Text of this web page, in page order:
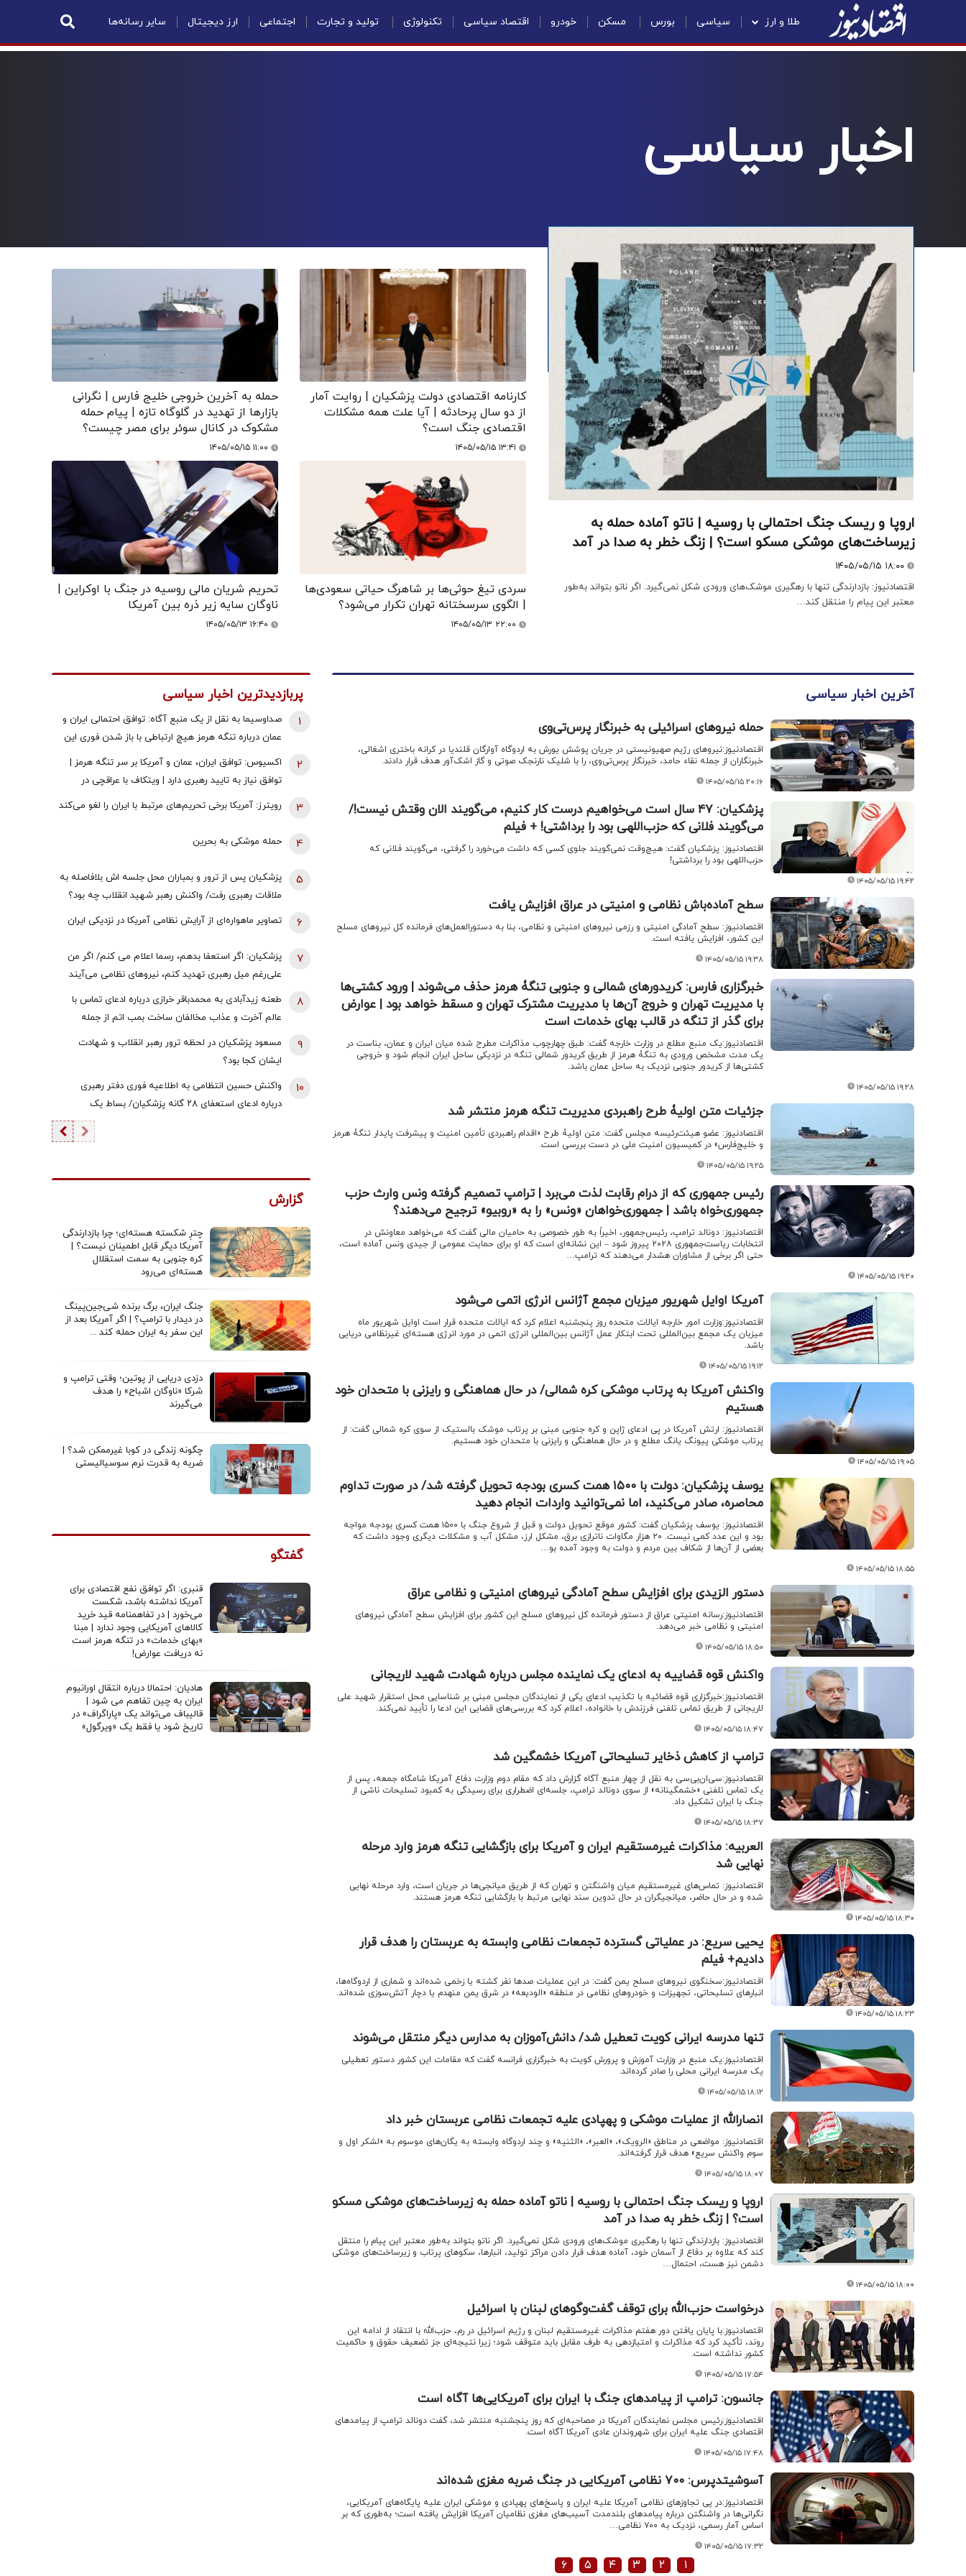
طلا و ارز سیاسی بورس مسکن خودرو اقتصاد سیاسی تکنولوژی تولید و تجارت اجتماعی ارز دیجیتال سایر رسانه‌ها
اخبار سیاسی
اروپا و ریسک جنگ احتمالی با روسیه | ناتو آماده حمله به
زیرساخت‌های موشکی مسکو است؟ | زنگ خطر به صدا در آمد
۱۴۰۵/۰۵/۱۵ ۱۸:۰۰
اقتصادنیوز: بازدارندگی تنها با رهگیری موشک‌های ورودی شکل نمی‌گیرد. اگر ناتو بتواند به‌طور
معتبر این پیام را منتقل کند…
کارنامه اقتصادی دولت پزشکیان | روایت آمار
از دو سال پرحادثه | آیا علت همه مشکلات
اقتصادی جنگ است؟
۱۴۰۵/۰۵/۱۵ ۱۳:۴۱
حمله به آخرین خروجی خلیج فارس | نگرانی
بازارها از تهدید در گلوگاه تازه | پیام حمله
مشکوک در کانال سوئر برای مصر چیست؟
۱۴۰۵/۰۵/۱۵ ۱۱:۰۰
سردی تیغ حوثی‌ها بر شاهرگ حیاتی سعودی‌ها
| الگوی سرسختانه تهران تکرار می‌شود؟
۱۴۰۵/۰۵/۱۳ ۲۲:۰۰
تحریم شریان مالی روسیه در جنگ با اوکراین |
ناوگان سایه زیر ذره بین آمریکا
۱۴۰۵/۰۵/۱۳ ۱۶:۴۰
آخرین اخبار سیاسی
حمله نیروهای اسرائیلی به خبرنگار پرس‌تی‌وی
اقتصادنیوز:نیروهای رژیم صهیونیستی در جریان پوشش یورش به اردوگاه آوارگان قلندیا در کرانه باختری اشغالی،
خبرنگاران از جمله نقاء حامد، خبرنگار پرس‌تی‌وی، را با شلیک نارنجک صوتی و گاز اشک‌آور هدف قرار دادند.
۱۴۰۵/۰۵/۱۵ ۲۰:۱۶
پزشکیان: ۴۷ سال است می‌خواهیم درست کار کنیم، می‌گویند الان وقتش نیست!/
می‌گویند فلانی که حزب‌اللهی بود را برداشتی! + فیلم
اقتصادنیوز: پزشکیان گفت: هیچ‌وقت نمی‌گویند جلوی کسی که داشت می‌خورد را گرفتی، می‌گویند فلانی که
حزب‌اللهی بود را برداشتی!
۱۴۰۵/۰۵/۱۵ ۱۹:۴۲
سطح آماده‌باش نظامی و امنیتی در عراق افزایش یافت
اقتصادنیوز: سطح آمادگی امنیتی و رزمی نیروهای امنیتی و نظامی، بنا به دستورالعمل‌های فرمانده کل نیروهای مسلح
این کشور، افزایش یافته است.
۱۴۰۵/۰۵/۱۵ ۱۹:۳۸
خبرگزاری فارس: کریدورهای شمالی و جنوبی تنگۀ هرمز حذف می‌شوند | ورود کشتی‌ها
با مدیریت تهران و خروج آن‌ها با مدیریت مشترک تهران و مسقط خواهد بود | عوارض
برای گذر از تنگه در قالب بهای خدمات است
اقتصادنیوز:یک منبع مطلع در وزارت خارجه گفت: طبق چهارچوب مذاکرات مطرح شده میان ایران و عمان، بناست در
یک مدت مشخص ورودی به تنگۀ هرمز از طریق کریدور شمالی تنگه در نزدیکی ساحل ایران انجام شود و خروجی
کشتی‌ها از کریدور جنوبی نزدیک به ساحل عمان باشد.
۱۴۰۵/۰۵/۱۵ ۱۹:۲۸
جزئیات متن اولیۀ طرح راهبردی مدیریت تنگه هرمز منتشر شد
اقتصادنیوز: عضو هیئت‌رئیسه مجلس گفت: متن اولیۀ طرح «اقدام راهبردی تأمین امنیت و پیشرفت پایدار تنگۀ هرمز
و خلیج‌فارس» در کمیسیون امنیت ملی در دست بررسی است.
۱۴۰۵/۰۵/۱۵ ۱۹:۲۵
رئیس جمهوری که از درام رقابت لذت می‌برد | ترامپ تصمیم گرفته ونس وارث حزب
جمهوری‌خواه باشد | جمهوری‌خواهان «ونس» را به «روبیو» ترجیح می‌دهند؟
اقتصادنیوز: دونالد ترامپ، رئیس‌جمهور، اخیراً به طور خصوصی به حامیان مالی گفت که می‌خواهد معاونش در
انتخابات ریاست‌جمهوری ۲۰۲۸ پیروز شود – این نشانه‌ای است که او برای حمایت عمومی از جیدی ونس آماده است،
حتی اگر برخی از مشاوران هشدار می‌دهند که ترامپ…
۱۴۰۵/۰۵/۱۵ ۱۹:۲۰
آمریکا اوایل شهریور میزبان مجمع آژانس انرژی اتمی می‌شود
اقتصادنیوز:وزارت امور خارجه ایالات متحده روز پنجشنبه اعلام کرد که ایالات متحده قرار است اوایل شهریور ماه
میزبان یک مجمع بین‌المللی تحت ابتکار عمل آژانس بین‌المللی انرژی اتمی در مورد انرژی هسته‌ای غیرنظامی دریایی
باشد.
۱۴۰۵/۰۵/۱۵ ۱۹:۱۲
واکنش آمریکا به پرتاب موشکی کره شمالی/ در حال هماهنگی و رایزنی با متحدان خود
هستیم
اقتصادنیوز: ارتش آمریکا در پی ادعای ژاپن و کره جنوبی مبنی بر پرتاب موشک بالستیک از سوی کره شمالی گفت: از
پرتاب موشکی پیونگ یانگ مطلع و در حال هماهنگی و رایزنی با متحدان خود هستیم.
۱۴۰۵/۰۵/۱۵ ۱۹:۰۵
یوسف پزشکیان: دولت با ۱۵۰۰ همت کسری بودجه تحویل گرفته شد/ در صورت تداوم
محاصره، صادر می‌کنید، اما نمی‌توانید واردات انجام دهید
اقتصادنیوز: یوسف پزشکیان گفت: کشور موقع تحویل دولت و قبل از شروع جنگ با ۱۵۰۰ همت کسری بودجه مواجه
بود و این عدد کمی نیست. ۲۰ هزار مگاوات ناترازی برق، مشکل ارز، مشکل آب و مشکلات دیگری وجود داشت که
بعضی از آن‌ها از شکاف بین مردم و دولت به وجود آمده بو…
۱۴۰۵/۰۵/۱۵ ۱۸:۵۵
دستور الزیدی برای افزایش سطح آمادگی نیروهای امنیتی و نظامی عراق
اقتصادنیوز:رسانه امنیتی عراق از دستور فرمانده کل نیروهای مسلح این کشور برای افزایش سطح آمادگی نیروهای
امنیتی و نظامی خبر می‌دهد.
۱۴۰۵/۰۵/۱۵ ۱۸:۵۰
واکنش قوه قضاییه به ادعای یک نماینده مجلس درباره شهادت شهید لاریجانی
اقتصادنیوز:خبرگزاری قوه قضائیه با تکذیب ادعای یکی از نمایندگان مجلس مبنی بر شناسایی محل استقرار شهید علی
لاریجانی از طریق تماس تلفنی فرزندش با خانواده، اعلام کرد که بررسی‌های قضایی این ادعا را تأیید نمی‌کند.
۱۴۰۵/۰۵/۱۵ ۱۸:۴۷
ترامپ از کاهش ذخایر تسلیحاتی آمریکا خشمگین شد
اقتصادنیوز:سی‌ان‌بی‌سی به نقل از چهار منبع آگاه گزارش داد که مقام دوم وزارت دفاع آمریکا شامگاه جمعه، پس از
یک تماس تلفنی «خشمگینانه» از سوی دونالد ترامپ، جلسه‌ای اضطراری برای رسیدگی به کمبود تسلیحات ناشی از
جنگ با ایران تشکیل داد.
۱۴۰۵/۰۵/۱۵ ۱۸:۳۷
العربیه: مذاکرات غیرمستقیم ایران و آمریکا برای بازگشایی تنگه هرمز وارد مرحله
نهایی شد
اقتصادنیوز: تماس‌های غیرمستقیم میان واشنگتن و تهران که از طریق میانجی‌ها در جریان است، وارد مرحله نهایی
شده و در حال حاضر، میانجیگران در حال تدوین سند نهایی مرتبط با بازگشایی تنگه هرمز هستند.
۱۴۰۵/۰۵/۱۵ ۱۸:۳۰
یحیی سریع: در عملیاتی گسترده تجمعات نظامی وابسته به عربستان را هدف قرار
دادیم+ فیلم
اقتصادنیوز:سخنگوی نیروهای مسلح یمن گفت: در این عملیات صدها نفر کشته یا زخمی شده‌اند و شماری از اردوگاه‌ها،
انبارهای تسلیحاتی، تجهیزات و خودروهای نظامی در منطقه «الودیعه» در شرق یمن منهدم یا دچار آتش‌سوزی شده‌اند.
۱۴۰۵/۰۵/۱۵ ۱۸:۲۳
تنها مدرسه ایرانی کویت تعطیل شد/ دانش‌آموزان به مدارس دیگر منتقل می‌شوند
اقتصادنیوز:یک منبع در وزارت آموزش و پرورش کویت به خبرگزاری فرانسه گفت که مقامات این کشور دستور تعطیلی
یک مدرسه ایرانی محلی را صادر کرده‌اند.
۱۴۰۵/۰۵/۱۵ ۱۸:۱۲
انصارالله از عملیات موشکی و پهپادی علیه تجمعات نظامی عربستان خبر داد
اقتصادنیوز: مواضعی در مناطق «الرویک»، «العبر»، «الثنیه» و چند اردوگاه وابسته به یگان‌های موسوم به «لشکر اول و
سوم واکنش سریع» هدف قرار گرفته‌اند.
۱۴۰۵/۰۵/۱۵ ۱۸:۰۷
اروپا و ریسک جنگ احتمالی با روسیه | ناتو آماده حمله به زیرساخت‌های موشکی مسکو
است؟ | زنگ خطر به صدا در آمد
اقتصادنیوز: بازدارندگی تنها با رهگیری موشک‌های ورودی شکل نمی‌گیرد. اگر ناتو بتواند به‌طور معتبر این پیام را منتقل
کند که علاوه بر دفاع از آسمان خود، آماده هدف قرار دادن مراکز تولید، انبارها، سکوهای پرتاب و زیرساخت‌های موشکی
دشمن نیز هست، احتمال…
۱۴۰۵/۰۵/۱۵ ۱۸:۰۰
درخواست حزب‌الله برای توقف گفت‌وگوهای لبنان با اسرائیل
اقتصادنیوز:با پایان یافتن دور هفتم مذاکرات غیرمستقیم لبنان و رژیم اسرائیل در رم، حزب‌الله با انتقاد از ادامه این
روند، تأکید کرد که مذاکرات و امتیازدهی به طرف مقابل باید متوقف شود؛ زیرا نتیجه‌ای جز تضعیف حقوق و حاکمیت
کشور نداشته است.
۱۴۰۵/۰۵/۱۵ ۱۷:۵۴
جانسون: ترامپ از پیامدهای جنگ با ایران برای آمریکایی‌ها آگاه است
اقتصادنیوز:رئیس مجلس نمایندگان آمریکا در مصاحبه‌ای که روز پنجشنبه منتشر شد، گفت دونالد ترامپ از پیامدهای
اقتصادی جنگ علیه ایران برای شهروندان عادی آمریکا آگاه است.
۱۴۰۵/۰۵/۱۵ ۱۷:۴۸
آسوشیتدپرس: ۷۰۰ نظامی آمریکایی در جنگ ضربه مغزی شده‌اند
اقتصادنیوز:در پی تجاوزهای نظامی آمریکا علیه ایران و پاسخ‌های پهپادی و موشکی ایران علیه پایگاه‌های آمریکایی،
نگرانی‌ها در واشنگتن درباره پیامدهای بلندمدت آسیب‌های مغزی نظامیان آمریکا افزایش یافته است؛ به‌طوری که بر
اساس آمار رسمی، نزدیک به ۷۰۰ نظامی…
۱۴۰۵/۰۵/۱۵ ۱۷:۳۲
۱ ۲ ۳ ۴ ۵ ۶
پربازدیدترین اخبار سیاسی
صداوسیما به نقل از یک منبع آگاه: توافق احتمالی ایران و
عمان درباره تنگه هرمز هیچ ارتباطی با باز شدن فوری این
تنگه ندارد/ باز شدن تنگه هرمز منوط به تغییر رفتار
آمریکاست
1
اکسیوس: توافق ایران، عمان و آمریکا بر سر تنگه هرمز |
توافق نیاز به تایید رهبری دارد | ویتکاف با عراقچی در
تماس بود | از خط میانی تنگه برای ورود و خروج کشتی‌ها
2
رویترز: آمریکا برخی تحریم‌های مرتبط با ایران را لغو می‌کند 3
حمله موشکی به بحرین 4
پزشکیان پس از ترور و بمباران محل جلسه ‌اش بلافاصله به
ملاقات رهبری رفت/ واکنش رهبر شهید انقلاب چه بود؟
5
تصاویر ماهواره‌ای از آرایش نظامی آمریکا در نزدیکی ایران 6
پزشکیان: اگر استعفا بدهم، رسما اعلام می کنم/ اگر من
علی‌رغم میل رهبری تهدید کنم، نیروهای نظامی می‌آیند
طرف من؟
7
طعنه زیدآبادی به محمدباقر خرازی درباره ادعای تماس با
عالم آخرت و عذاب مخالفان ساخت بمب اتم از جمله
عمویش سیدکمال خرازی/ رفتگر محله هم دنبال آدرس
اوست!
8
مسعود پزشکیان در لحظه ترور رهبر انقلاب و شهادت
ایشان کجا بود؟
9
واکنش حسین انتظامی به اطلاعیه فوری دفتر رهبری
درباره ادعای استعفای ۲۸ گانه پزشکیان/ بساط یک
10
گزارش
چترِ شکسته هسته‌ای؛ چرا بازدارندگی
آمریکا دیگر قابل اطمینان نیست؟ |
کره جنوبی به سمت استقلال
هسته‌ای می‌رود
جنگ ایران، برگ برنده شی‌جین‌پینگ
در دیدار با ترامپ؟ | اگر آمریکا بعد از
این سفر به ایران حمله کند ...
دزدی دریایی از پوتین؛ وقتی ترامپ و
شرکا «ناوگان اشباح» را هدف
می‌گیرند
چگونه زندگی در کوبا غیرممکن شد؟ |
ضربه به قدرت نرم سوسیالیستی
گفتگو
قنبری: ​اگر توافق نفع اقتصادی برای
آمریکا نداشته باشد، شکست
می‌خورد | در تفاهمنامه قید خرید
کالاهای آمریکایی وجود ندارد | مبنا
«بهای خدمات» در تنگه هرمز است
نه دریافت عوارض!
هادیان: احتمالا درباره انتقال اورانیوم
ایران به چین تفاهم می شود |
قالیباف می‌تواند یک «پاراگراف» در
تاریخ شود یا فقط یک «ویرگول»